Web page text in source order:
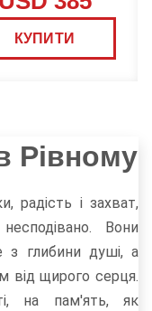
КУПИТИ
Рівному
радість і захват,
Вони
глибини душі, а
від щирого серця.
на пам'ять, як